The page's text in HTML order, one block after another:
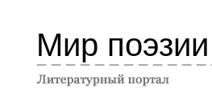
Мир поэзии